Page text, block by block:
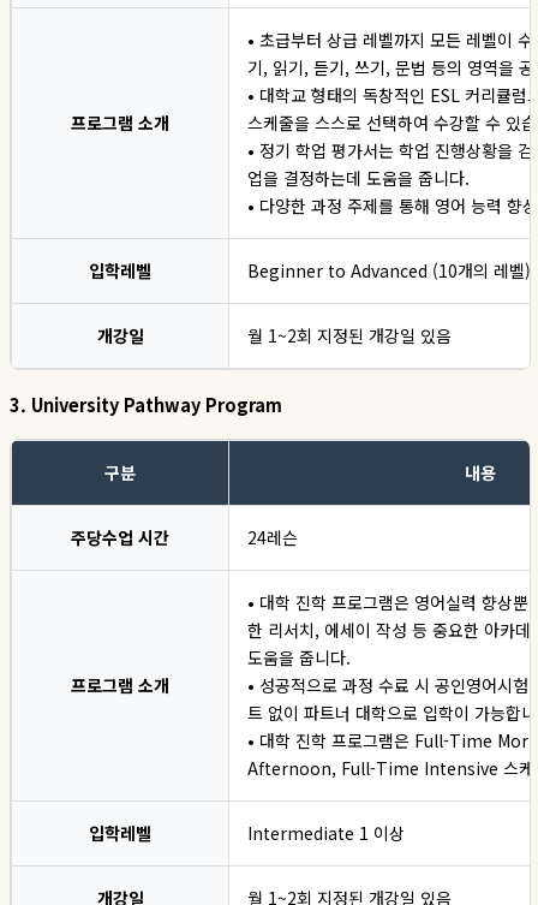
프로그램 소개
• 초급부터 상급 레벨까지 모든 레벨이
기, 읽기, 듣기, 쓰기, 문법 등의 영역을
• 대학교 형태의 독창적인 ESL 커리큘럼
스케줄을 스스로 선택하여 수강할 수 있
• 정기 학업 평가서는 학업 진행상황을
업을 결정하는데 도움을 줍니다.
• 다양한 과정 주제를 통해 영어 능력 향
입학레벨 Beginner to Advanced (10개의 레벨)
개강일 월 1~2회 지정된 개강일 있음
3. University Pathway Program
구분 내용
주당수업 시간 24레슨
프로그램 소개
• 대학 진학 프로그램은 영어실력 향상뿐
한 리서치, 에세이 작성 등 중요한 아카
도움을 줍니다.
• 성공적으로 과정 수료 시 공인영어시
트 없이 파트너 대학으로 입학이 가능합
• 대학 진학 프로그램은 Full-Time
Afternoon, Full-Time Intensive 스케
입학레벨 Intermediate 1 이상
개강일 월 1~2회 지정된 개강일 있음